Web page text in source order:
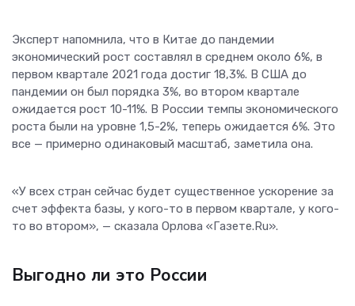
Эксперт напомнила, что в Китае до пандемии
экономический рост составлял в среднем около 6%, в
первом квартале 2021 года достиг 18,3%. В США до
пандемии он был порядка 3%, во втором квартале
ожидается рост 10-11%. В России темпы экономического
роста были на уровне 1,5-2%, теперь ожидается 6%. Это
все — примерно одинаковый масштаб, заметила она.
«У всех стран сейчас будет существенное ускорение за
счет эффекта базы, у кого-то в первом квартале, у кого-
то во втором», — сказала Орлова «Газете.Ru».
Выгодно ли это России